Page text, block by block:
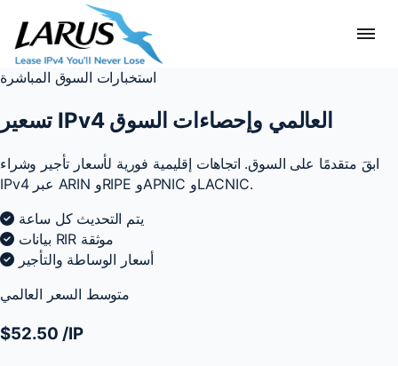
استخبارات السوق المباشرة
تسعير IPv4 العالمي وإحصاءات السوق
ابقَ متقدمًا على السوق. اتجاهات إقليمية فورية لأسعار تأجير وشراء
IPv4 عبر ARIN وRIPE وAPNIC وLACNIC.
يتم التحديث كل ساعة
بيانات RIR موثقة
أسعار الوساطة والتأجير
متوسط السعر العالمي
$52.50 /IP